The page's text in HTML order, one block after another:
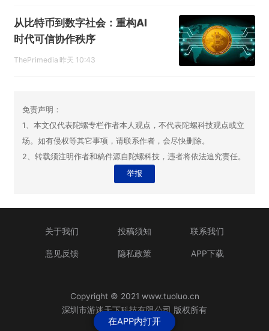
从比特币到数字社会：重构AI
时代可信协作秩序
ThePrimedia 昨天 10:43
免责声明：
1、本文仅代表陀螺专栏作者本人观点，不代表陀螺科技观点或立
场。如有侵权等其它事项，请联系作者，会尽快删除。
2、转载须注明作者和稿件源自陀螺科技，违者将依法追究责任。
举报
在APP内打开
关于我们 投稿须知 联系我们
意见反馈 隐私政策 APP下载
Copyright © 2021 www.tuoluo.cn
深圳市游迷天下科技有限公司 版权所有
粤ICP备13090461号